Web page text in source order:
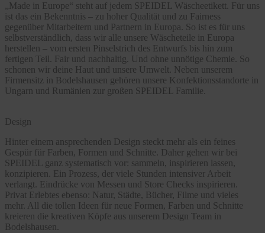
„Made in Europe“ steht auf jedem SPEIDEL Wäscheetikett. Für uns
ist das ein Bekenntnis – zu hoher Qualität und zu Fairness
gegenüber Mitarbeitern und Partnern in Europa. So ist es für uns
selbstverständlich, dass wir alle unsere Wäscheteile in Europa
herstellen – vom ersten Pinselstrich des Entwurfs bis hin zum
fertigen Teil. Fair und nachhaltig. Und ohne unnötige Chemie. So
schonen wir deine Haut und unsere Umwelt. Neben unserem
Firmensitz in Bodelshausen gehören unsere Konfektionsstandorte in
Ungarn und Rumänien zur großen SPEIDEL Familie.
Design
Hinter einem ansprechenden Design steckt mehr als ein feines
Gespür für Farben, Formen und Schnitte. Daher gehen wir bei
SPEIDEL ganz systematisch vor: sammeln, inspirieren lassen,
konzipieren. Ein Prozess, der viele Stunden intensiver Arbeit
verlangt. Eindrücke von Messen und Store Checks inspirieren.
Privat Erlebtes ebenso: Natur, Städte, Bücher, Filme und vieles
mehr. All die tollen Ideen für neue Formen, Farben und Schnitte
kreieren die kreativen Köpfe aus unserem Design Team in
Bodelshausen.